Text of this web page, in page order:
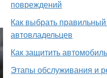
повреждений
Как выбрать
автовладельцев
Как защитить
Этапы обслуживания и